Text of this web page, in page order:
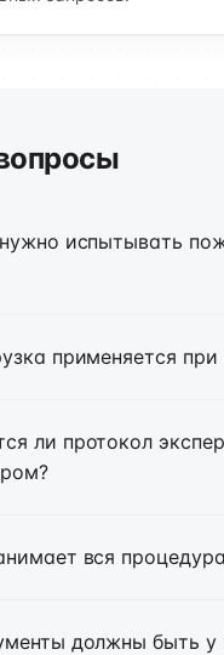
испытывать
применяется
ли протокол
вся
должны быть у